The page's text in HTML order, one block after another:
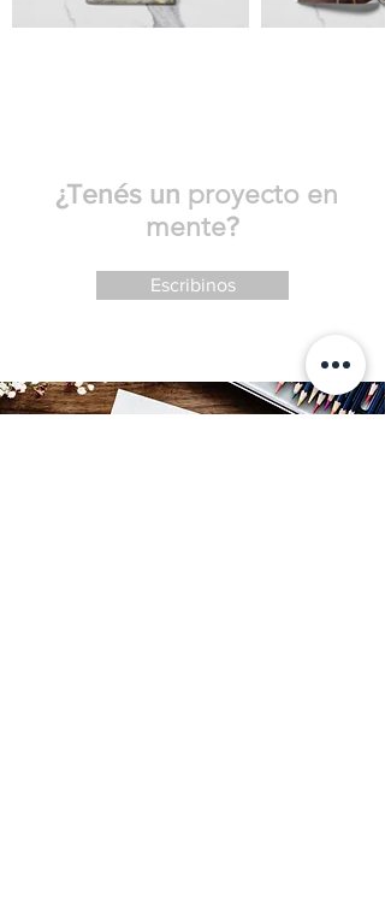
¿Tenés un proyecto en
mente?
Escribinos